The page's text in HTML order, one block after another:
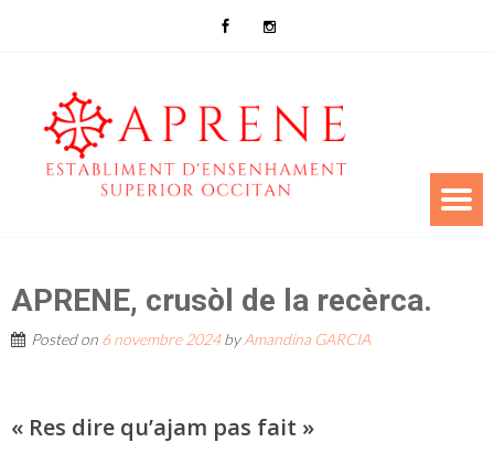
APRENE, crusòl de la recèrca.
Posted on 6 novembre 2024byAmandina GARCIA
« Res dire qu’ajam pas fait »